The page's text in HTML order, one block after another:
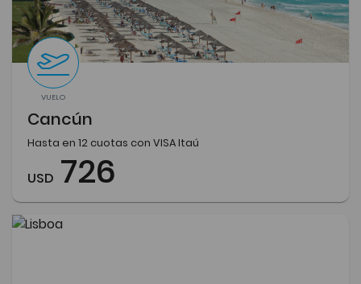
VUELO
Cancún
Hasta en 12 cuotas con VISA Itaú
USD 726